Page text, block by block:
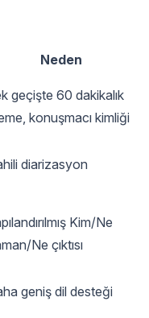
Neden
geçişte 60 dakikalık
konuşmacı kimliği
diarizasyon
Kim/Ne
Ne çıktısı
geniş dil desteği